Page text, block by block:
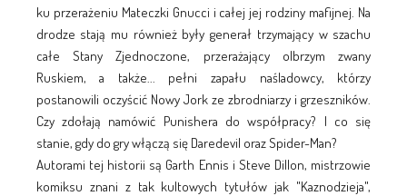
ku przerażeniu Mateczki Gnucci i całej jej rodziny mafijnej. Na
drodze stają mu również były generał trzymający w szachu
całe Stany Zjednoczone, przerażający olbrzym zwany
Ruskiem, a także... pełni zapału naśladowcy, którzy
postanowili oczyścić Nowy Jork ze zbrodniarzy i grzeszników.
Czy zdołają namówić Punishera do współpracy? I co się
stanie, gdy do gry włączą się Daredevil oraz Spider-Man?
Autorami tej historii są Garth Ennis i Steve Dillon, mistrzowie
komiksu znani z tak kultowych tytułów jak "Kaznodzieja",